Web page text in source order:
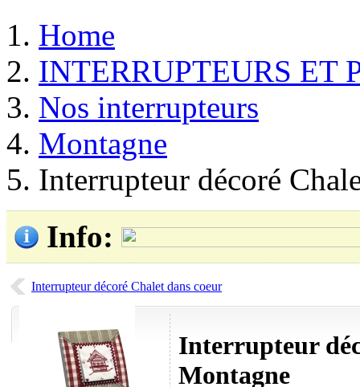
Home
INTERRUPTEURS ET
Nos interrupteurs
Montagne
Interrupteur décoré
Info:
Interrupteur décoré Chalet dans coeur
Interrupteur
Montagne